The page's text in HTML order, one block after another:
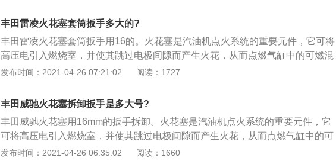
极是否磨损等）；2、选择合适工具，组装工具，拆卸火花塞，并逐个取出火花
塞；用清洁布遮盖住气缸上火花塞孔，避免物体进入缸体内部；3、将点火线圈
对正火花塞，安装到位，使用工具旋入螺栓；清洁量具，测量火花塞间隙，并判
断火花塞；4、检查新火花塞外观是否存在问题，将火花塞装入专用套筒，旋入
火花塞孔使用数字式扭力扳手，拧紧火花塞，关闭点火开关，打开引擎盖，安装
丰田雷凌火花塞套筒扳手多大的?
丰田雷凌火花塞套筒扳手用16的。火花塞是汽油机点火系统的重要元件，它可将
高压电引入燃烧室，并使其跳过电极间隙而产生火花，从而点燃气缸中的可燃混
合气。火花塞的更换步骤如下：1、拔下点火线圈线束插头，拆卸点火线圈固定
磨损等）；2、选择合适工具，组装工具，拆卸火花塞，并逐个取出火花塞；用
清洁布遮盖住气缸上火花塞孔，避免物体进入缸体内部；3、将点火线圈对正火
花塞，安装到位，使用工具旋入螺栓；清洁量具，测量火花塞间隙，并判断火花
塞；4、检查新火花塞外观是否存在问题，将火花塞装入专用套筒，旋入火花塞
孔使用数字式扭力扳手，调至25nm，拧紧火花塞，关闭点火开关，打开引擎盖，
发布时间：2021-04-26 07:21:02 阅读：1727
丰田威驰火花塞拆卸扳手是多大号?
丰田威驰火花塞用16mm的扳手拆卸。火花塞是汽油机点火系统的重要元件，它
可将高压电引入燃烧室，并使其跳过电极间隙而产生火花，从而点燃气缸中的可
燃混合气。火花塞的更换步骤如下：1、拔下点火线圈线束插头，拆卸点火线圈
发布时间：2021-04-26 06:35:02 阅读：1660